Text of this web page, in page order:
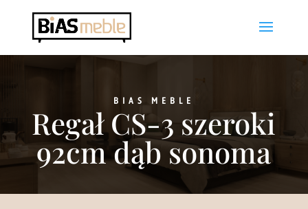
BIAS MEBLE
Regał CS-3 szeroki
92cm dąb sonoma